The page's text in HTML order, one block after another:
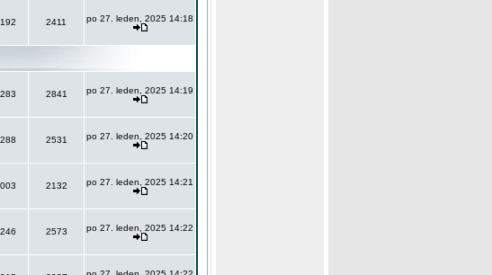
2411 po 27. leden, 2025 14:18
2841 po 27. leden, 2025 14:19
2531 po 27. leden, 2025 14:20
2132 po 27. leden, 2025 14:21
2573 po 27. leden, 2025 14:22